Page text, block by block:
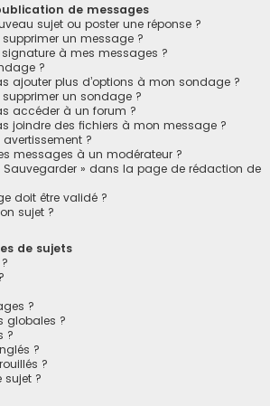
de messages
sujet ou poster une réponse ?
un message ?
à mes messages ?
?
ajouter plus d’options à mon sondage ?
un sondage ?
accéder à un forum ?
joindre des fichiers à mon message ?
?
messages à un modérateur ?
Sauvegarder » dans la page de rédaction de
doit être validé ?
sujet ?
de sujets
?
globales ?
?
?
?
sujet ?